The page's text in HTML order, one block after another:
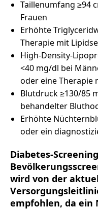
Taillenumfang ≥94
Frauen
Erhöhte
Therapie mit
High-Density-
<40 mg/dl bei
oder eine Therapie
Blutdruck ≥130/85
behandelter
Erhöhte
oder ein
Diabetes-
wird von der
empfohlen, da ein